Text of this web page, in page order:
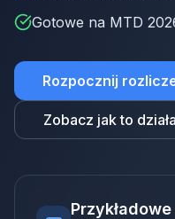
Gotowe na MTD
Rozpocznij
Zobacz jak to działa